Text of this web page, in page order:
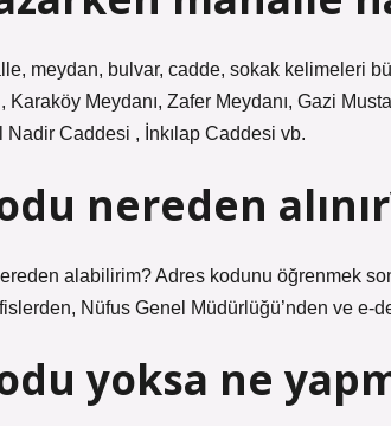
meydan, bulvar, cadde, sokak kelimeleri
Meydanı, Zafer Meydanı, Gazi
Caddesi , İnkılap Caddesi vb.
nereden
alabilirim? Adres kodunu öğrenmek
Nüfus Genel Müdürlüğü’nden ve e-
yoksa ne